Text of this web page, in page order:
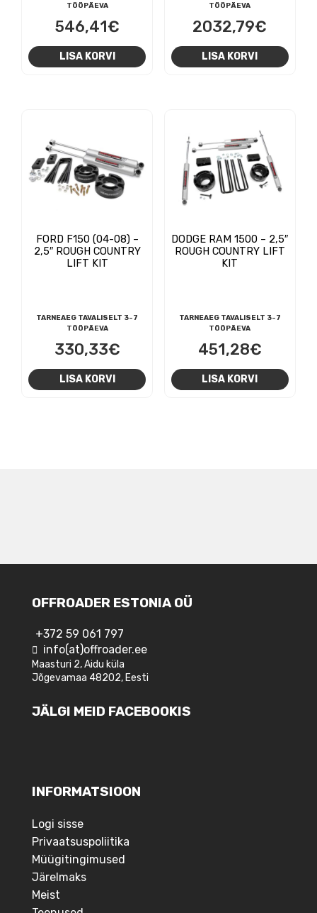
TÖÖPÄEVA
546,41€
LISA KORVI
TÖÖPÄEVA
2032,79€
LISA KORVI
FORD F150 (04-08) –
2,5″ ROUGH COUNTRY
LIFT KIT
TARNEAEG TAVALISELT 3-7
TÖÖPÄEVA
330,33€
LISA KORVI
DODGE RAM 1500 – 2,5″
ROUGH COUNTRY LIFT
KIT
TARNEAEG TAVALISELT 3-7
TÖÖPÄEVA
451,28€
LISA KORVI
OFFROADER ESTONIA OÜ
+372 59 061 797
info(at)offroader.ee
Maasturi 2, Aidu küla
Jõgevamaa 48202, Eesti
JÄLGI MEID FACEBOOKIS
INFORMATSIOON
Logi sisse
Privaatsuspoliitika
Müügitingimused
Järelmaks
Meist